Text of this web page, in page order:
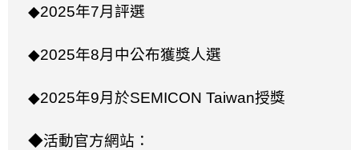
◆2025年7月評選
◆2025年8月中公布獲獎人選
◆2025年9月於SEMICON Taiwan授獎
◆活動官方網站：